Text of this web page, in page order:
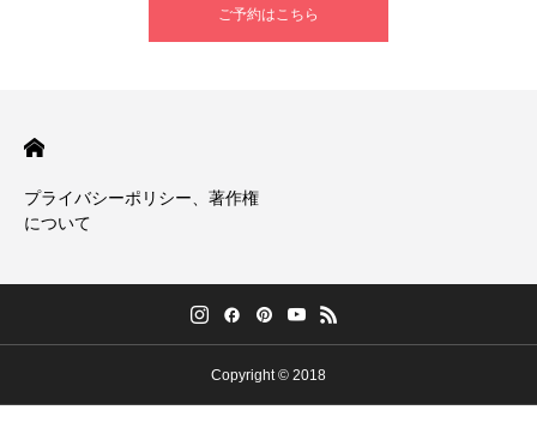
ご予約はこちら
プライバシーポリシー、著作権
について
Copyright © 2018